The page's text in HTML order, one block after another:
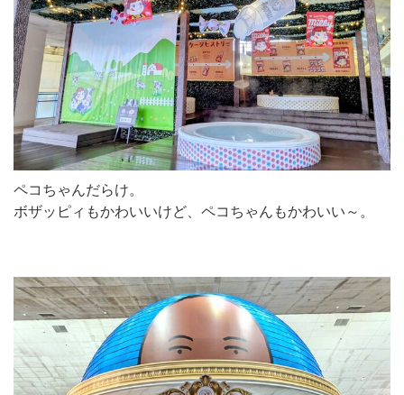
ペコちゃんだらけ。
ボザッピィもかわいいけど、ペコちゃんもかわいい～。